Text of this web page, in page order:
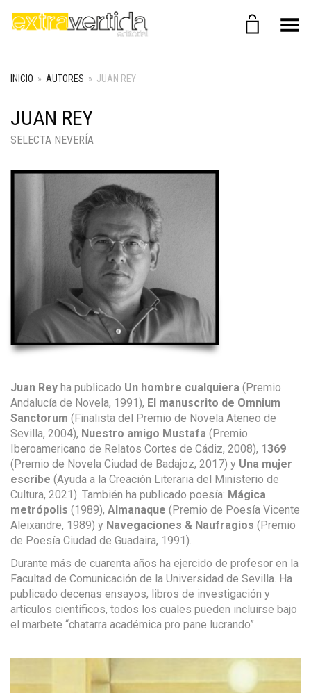
Menú
INICIO » AUTORES » JUAN REY
JUAN REY
SELECTA NEVERÍA
Juan Rey ha publicado Un hombre cualquiera (Premio
Andalucía de Novela, 1991), El manuscrito de Omnium
Sanctorum (Finalista del Premio de Novela Ateneo de
Sevilla, 2004), Nuestro amigo Mustafa (Premio
Iberoamericano de Relatos Cortes de Cádiz, 2008), 1369
(Premio de Novela Ciudad de Badajoz, 2017) y Una mujer
escribe (Ayuda a la Creación Literaria del Ministerio de
Cultura, 2021). También ha publicado poesía: Mágica
metrópolis (1989), Almanaque (Premio de Poesía Vicente
Aleixandre, 1989) y Navegaciones & Naufragios (Premio
de Poesía Ciudad de Guadaira, 1991).
Durante más de cuarenta años ha ejercido de profesor en la
Facultad de Comunicación de la Universidad de Sevilla. Ha
publicado decenas ensayos, libros de investigación y
artículos científicos, todos los cuales pueden incluirse bajo
el marbete “chatarra académica pro pane lucrando”.